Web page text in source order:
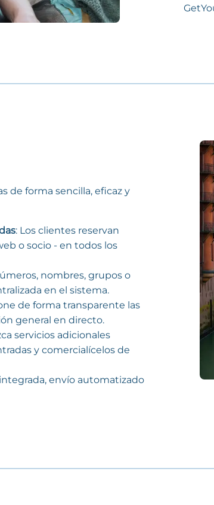
de forma sencilla, eficaz y
: Los clientes reservan
o socio - en todos los
nombres, grupos o
en el sistema.
de forma transparente las
general en directo.
servicios adicionales
y comercialícelos de
envío automatizado